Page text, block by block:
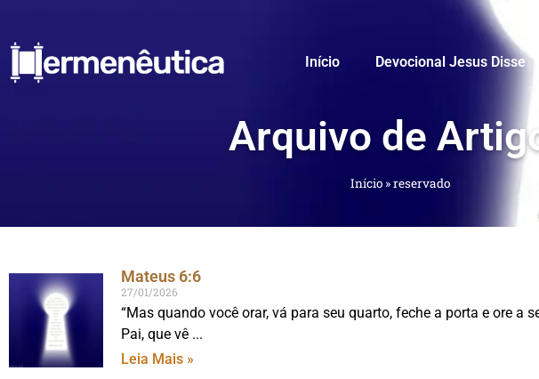
Início Devocional Jesus Disse
Arquivo de
Início »reservado
Mateus 6:6
27/01/2026
“Mas quando você orar, vá para seu quarto, feche a porta e ore a
Pai, que vê
Leia Mais »